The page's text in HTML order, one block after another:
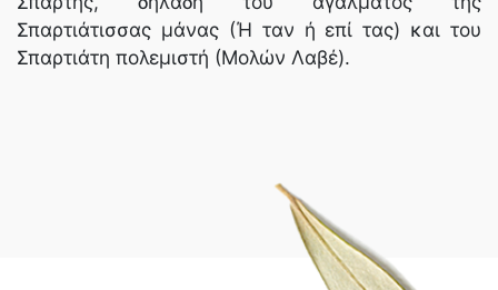
Σπαρτιάτισσας μάνας (Ή ταν ή επί τας) και του
Σπαρτιάτη πολεμιστή (Μολών Λαβέ).